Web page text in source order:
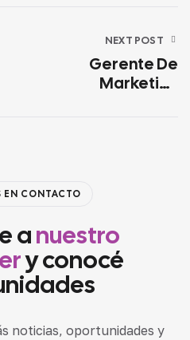
NEXT POST
Gerente De
Marketing
EN CONTACTO
anuestro
y conocé
noticias, oportunidades y